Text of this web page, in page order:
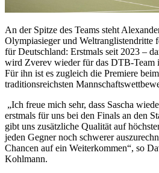
An der Spitze des Teams steht
Olympiasieger und Weltranglistendritte
für Deutschland: Erstmals seit 2023 –
wird Zverev wieder für das DTB-Team
Für ihn ist es zugleich die Premiere
traditionsreichsten
„Ich freue mich sehr, dass Sascha
erstmals für uns bei den Finals an den
gibt uns zusätzliche Qualität auf
jeden Gegner noch schwerer
Chancen auf ein Weiterkommen“, so
Kohlmann.